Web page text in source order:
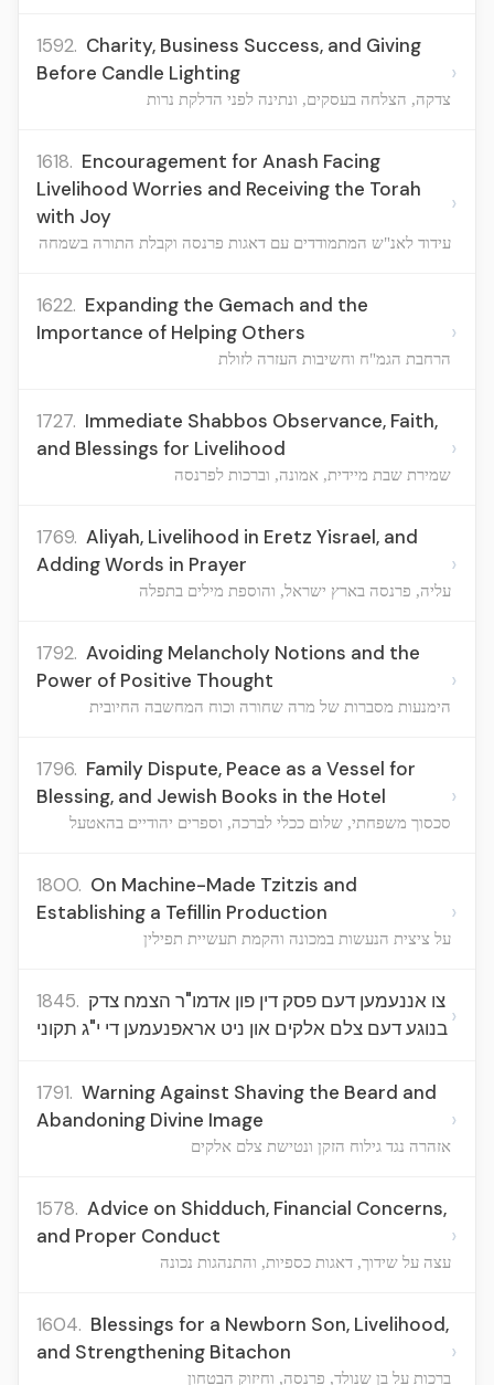
1592. Charity, Business Success, and Giving
Before Candle Lighting
צדקה, הצלחה בעסקים, ונתינה לפני הדלקת נרות
›
1618. Encouragement for Anash Facing
Livelihood Worries and Receiving the Torah
with Joy
עידוד לאנ"ש המתמודדים עם דאגות פרנסה וקבלת התורה בשמחה
›
1622. Expanding the Gemach and the
Importance of Helping Others
הרחבת הגמ"ח וחשיבות העזרה לזולת
›
1727. Immediate Shabbos Observance, Faith,
and Blessings for Livelihood
שמירת שבת מיידית, אמונה, וברכות לפרנסה
›
1769. Aliyah, Livelihood in Eretz Yisrael, and
Adding Words in Prayer
עליה, פרנסה בארץ ישראל, והוספת מילים בתפלה
›
1792. Avoiding Melancholy Notions and the
Power of Positive Thought
הימנעות מסברות של מרה שחורה וכוח המחשבה החיובית
›
1796. Family Dispute, Peace as a Vessel for
Blessing, and Jewish Books in the Hotel
סכסוך משפחתי, שלום ככלי לברכה, וספרים יהודיים בהאטעל
›
1800. On Machine-Made Tzitzis and
Establishing a Tefillin Production
על ציצית הנעשות במכונה והקמת תעשיית תפילין
›
1845.
בנוגע דעם צלם אלקים און ניט אראפנעמען די י"ג תקוני›
1791. Warning Against Shaving the Beard and
Abandoning Divine Image
אזהרה נגד גילוח הזקן ונטישת צלם אלקים
›
1578. Advice on Shidduch, Financial Concerns,
and Proper Conduct
עצה על שידוך, דאגות כספיות, והתנהגות נכונה
›
1604. Blessings for a Newborn Son, Livelihood,
and Strengthening Bitachon
ברכות על בן שנולד, פרנסה, וחיזוק הבטחון
›